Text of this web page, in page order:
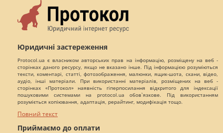
Юридичні застереження
Protocol.ua є власником авторських прав на інформацію, розміщену на веб -
сторінках даного ресурсу, якщо не вказано інше. Під інформацією розуміються
тексти, коментарі, статті, фотозображення, малюнки, ящик-шота, скани, відео,
аудіо, інші матеріали. При використанні матеріалів, розміщених на веб -
сторінках «Протокол» наявність гіперпосилання відкритого для індексації
пошуковими системами на protocol.ua обов`язкове. Під використанням
розуміється копіювання, адаптація, рерайтинг, модифікація тощо.
Повний текст
Приймаємо до оплати